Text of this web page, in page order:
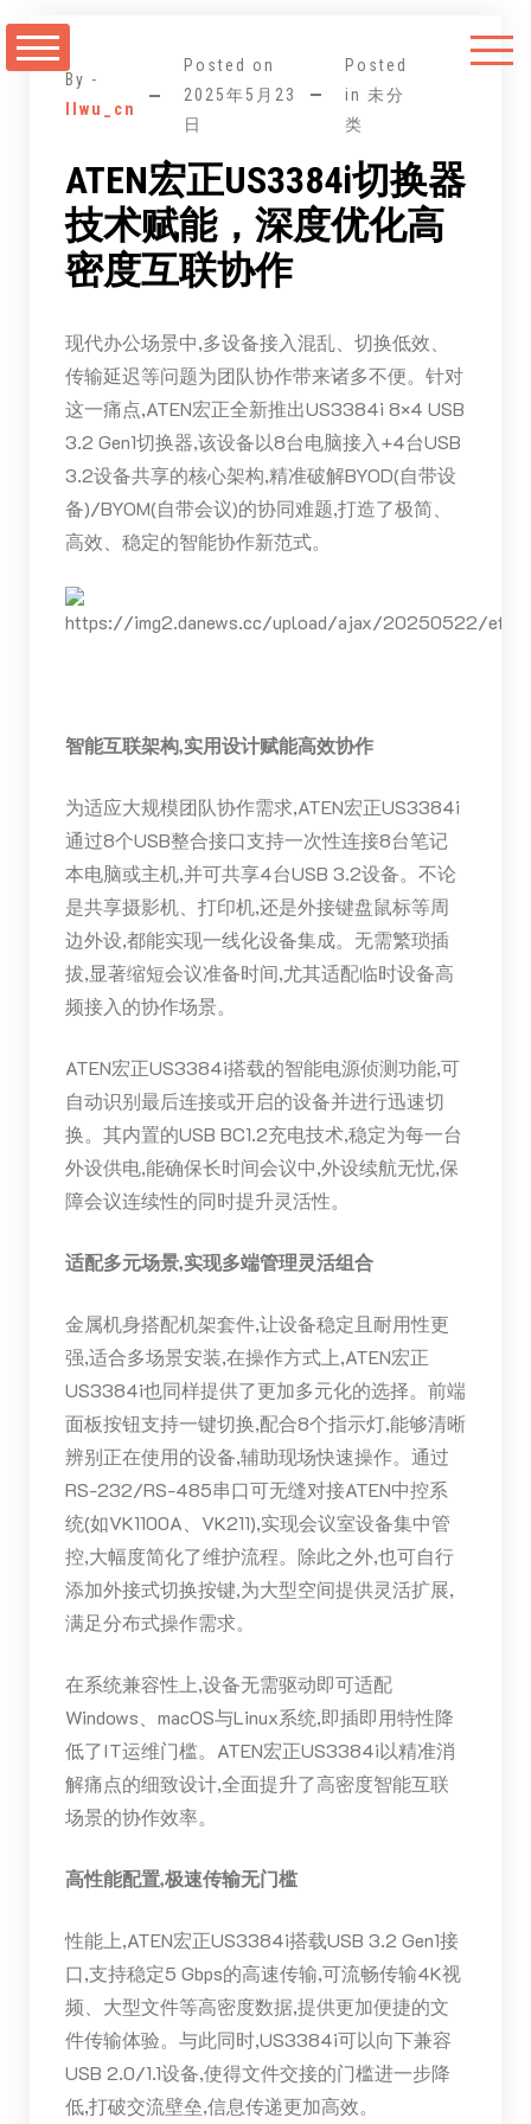
至
By -
llwu_cn
Posted on
2025年5月23
日
Posted
in 未分
类
ATEN宏正US3384i切换器
技术赋能，深度优化高
密度互联协作
现代办公场景中,多设备接入混乱、切换低效、
传输延迟等问题为团队协作带来诸多不便。针对
这一痛点,ATEN宏正全新推出US3384i 8×4 USB
3.2 Gen1切换器,该设备以8台电脑接入+4台USB
3.2设备共享的核心架构,精准破解BYOD(自带设
备)/BYOM(自带会议)的协同难题,打造了极简、
高效、稳定的智能协作新范式。
智能互联架构,实用设计赋能高效协作
为适应大规模团队协作需求,ATEN宏正US3384i
通过8个USB整合接口支持一次性连接8台笔记
本电脑或主机,并可共享4台USB 3.2设备。不论
是共享摄影机、打印机,还是外接键盘鼠标等周
边外设,都能实现一线化设备集成。无需繁琐插
拔,显著缩短会议准备时间,尤其适配临时设备高
频接入的协作场景。
ATEN宏正US3384i搭载的智能电源侦测功能,可
自动识别最后连接或开启的设备并进行迅速切
换。其内置的USB BC1.2充电技术,稳定为每一台
外设供电,能确保长时间会议中,外设续航无忧,保
障会议连续性的同时提升灵活性。
适配多元场景,实现多端管理灵活组合
金属机身搭配机架套件,让设备稳定且耐用性更
强,适合多场景安装,在操作方式上,ATEN宏正
US3384i也同样提供了更加多元化的选择。前端
面板按钮支持一键切换,配合8个指示灯,能够清晰
辨别正在使用的设备,辅助现场快速操作。通过
RS-232/RS-485串口可无缝对接ATEN中控系
统(如VK1100A、VK211),实现会议室设备集中管
控,大幅度简化了维护流程。除此之外,也可自行
添加外接式切换按键,为大型空间提供灵活扩展,
满足分布式操作需求。
在系统兼容性上,设备无需驱动即可适配
Windows、macOS与Linux系统,即插即用特性降
低了IT运维门槛。ATEN宏正US3384i以精准消
解痛点的细致设计,全面提升了高密度智能互联
场景的协作效率。
高性能配置,极速传输无门槛
性能上,ATEN宏正US3384i搭载USB 3.2 Gen1接
口,支持稳定5 Gbps的高速传输,可流畅传输4K视
频、大型文件等高密度数据,提供更加便捷的文
件传输体验。与此同时,US3384i可以向下兼容
USB 2.0/1.1设备,使得文件交接的门槛进一步降
低,打破交流壁垒,信息传递更加高效。